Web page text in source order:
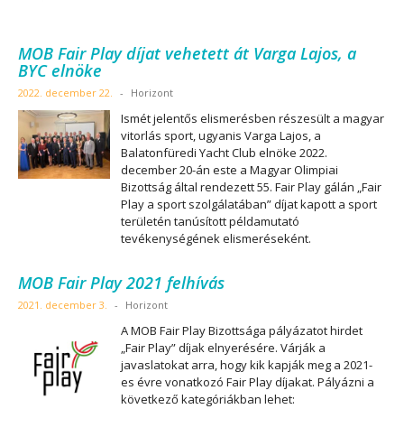
MOB Fair Play díjat vehetett át Varga Lajos, a
BYC elnöke
2022. december 22. - Horizont
Ismét jelentős elismerésben részesült a magyar
vitorlás sport, ugyanis Varga Lajos, a
Balatonfüredi Yacht Club elnöke 2022.
december 20-án este a Magyar Olimpiai
Bizottság által rendezett 55. Fair Play gálán „Fair
Play a sport szolgálatában” díjat kapott a sport
területén tanúsított példamutató
tevékenységének elismeréseként.
MOB Fair Play 2021 felhívás
2021. december 3. - Horizont
A MOB Fair Play Bizottsága pályázatot hirdet
„Fair Play” díjak elnyerésére. Várják a
javaslatokat arra, hogy kik kapják meg a 2021-
es évre vonatkozó Fair Play díjakat. Pályázni a
következő kategóriákban lehet: